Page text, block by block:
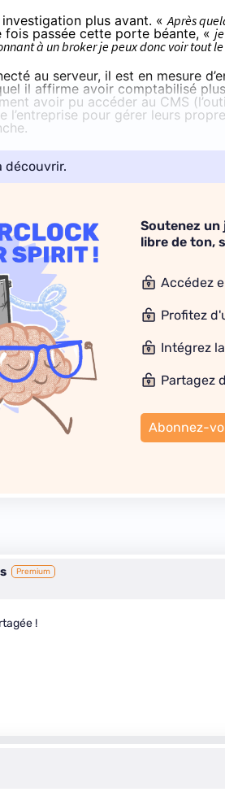
plus avant. «Après
fois passée cette porte béante, «
à un broker je peux donc voir tout
au serveur, il est en mesure
il affirme avoir comptabilisé
avoir pu accéder au CMS
l’entreprise pour gérer leurs
découvrir.
Soutenez un
libre de ton,
Accédez
Profitez
Intégrez
Partagez
Abonnez-
Premium
!